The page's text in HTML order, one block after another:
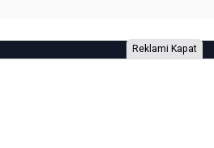
Reklami Kapat